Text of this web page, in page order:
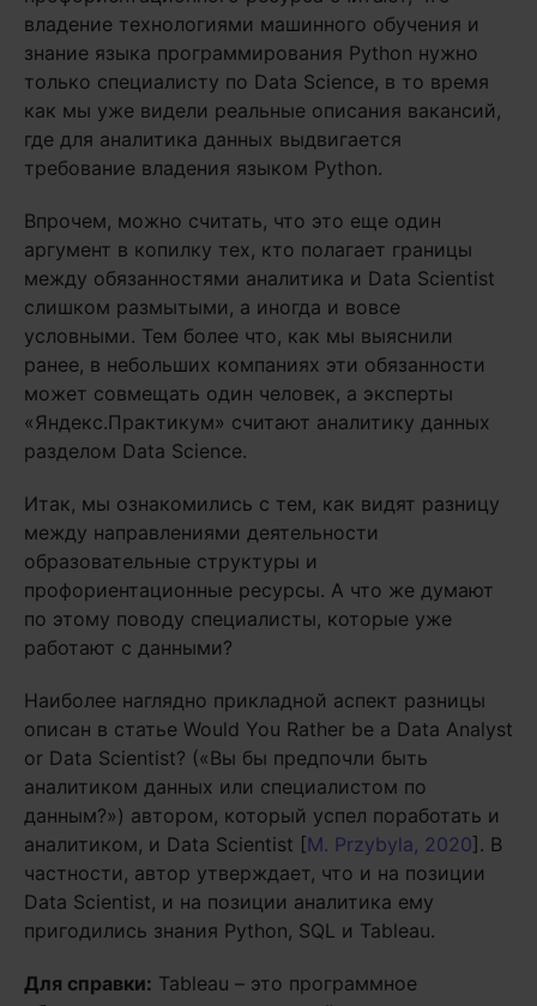
владение технологиями машинного обучения и
знание языка программирования Python нужно
только специалисту по Data Science, в то время
как мы уже видели реальные описания вакансий,
где для аналитика данных выдвигается
требование владения языком Python.
Впрочем, можно считать, что это еще один
аргумент в копилку тех, кто полагает границы
между обязанностями аналитика и Data Scientist
слишком размытыми, а иногда и вовсе
условными. Тем более что, как мы выяснили
ранее, в небольших компаниях эти обязанности
может совмещать один человек, а эксперты
«Яндекс.Практикум» считают аналитику данных
разделом Data Science.
Итак, мы ознакомились с тем, как видят разницу
между направлениями деятельности
образовательные структуры и
профориентационные ресурсы. А что же думают
по этому поводу специалисты, которые уже
работают с данными?
Наиболее наглядно прикладной аспект разницы
описан в статье Would You Rather be a Data Analyst
or Data Scientist? («Вы бы предпочли быть
аналитиком данных или специалистом по
данным?») автором, который успел поработать и
аналитиком, и Data Scientist [M. Przybyla, 2020]. В
частности, автор утверждает, что и на позиции
Data Scientist, и на позиции аналитика ему
пригодились знания Python, SQL и Tableau.
Для справки: Tableau – это программное